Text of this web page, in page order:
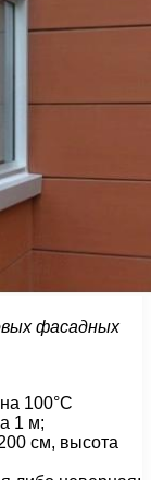
фасадных
100°С
1 м;
см, высота